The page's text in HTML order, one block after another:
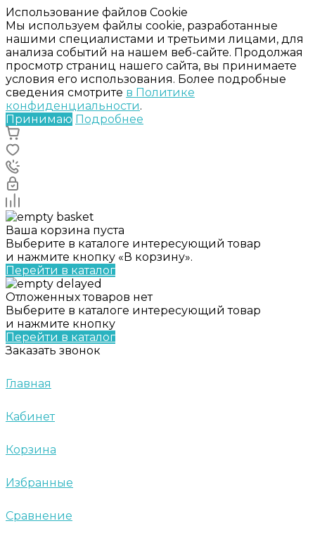
Использование файлов Cookie
Мы используем файлы cookie, разработанные
нашими специалистами и третьими лицами, для
анализа событий на нашем веб-сайте. Продолжая
просмотр страниц нашего сайта, вы принимаете
условия его использования. Более подробные
сведения смотрите в Политике
конфиденциальности.
Принимаю Подробнее
Ваша корзина пуста
Выберите в каталоге интересующий товар
и нажмите кнопку «В корзину».
Перейти в каталог
Отложенных товаров нет
Выберите в каталоге интересующий товар
и нажмите кнопку
Перейти в каталог
Заказать звонок
Главная
Кабинет
Корзина
Избранные
Сравнение